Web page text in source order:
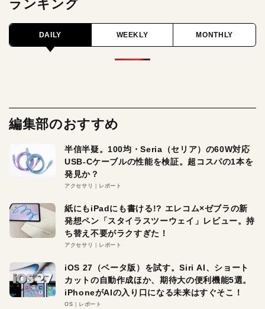
ランキング
DAILY WEEKLY MONTHLY
編集部のおすすめ
半信半疑。100均・Seria（セリア）の60W対応
USB-Cケーブルの性能を検証。超コスパの1本を
発見か？
アクセサリ レポート
紙にもiPadにも書ける!? エレコム×ゼブラの新
発想ペン「スタイラスツーウェイ」レビュー。持
ち替え不要がラクすぎた！
アクセサリ レポート
iOS 27（ベータ版）を試す。Siri AI、ショート
カットの自動作成ほか、期待大の便利機能5選。
iPhoneがAIの入り口になる未来はすぐそこ！
OS レポート